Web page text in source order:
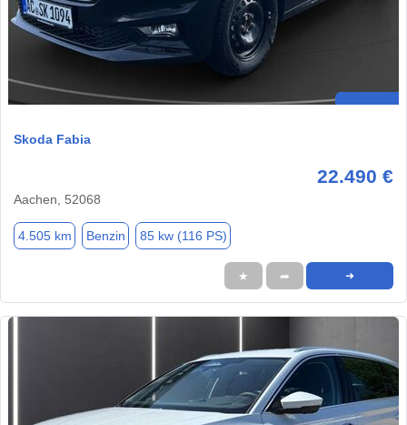
Skoda Fabia
22.490 €
Aachen, 52068
4.505 km Benzin 85 kw (116 PS)
★ ➦ ➜